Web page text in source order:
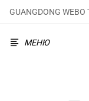
GUANGDONG WEBO
МЕНЮ